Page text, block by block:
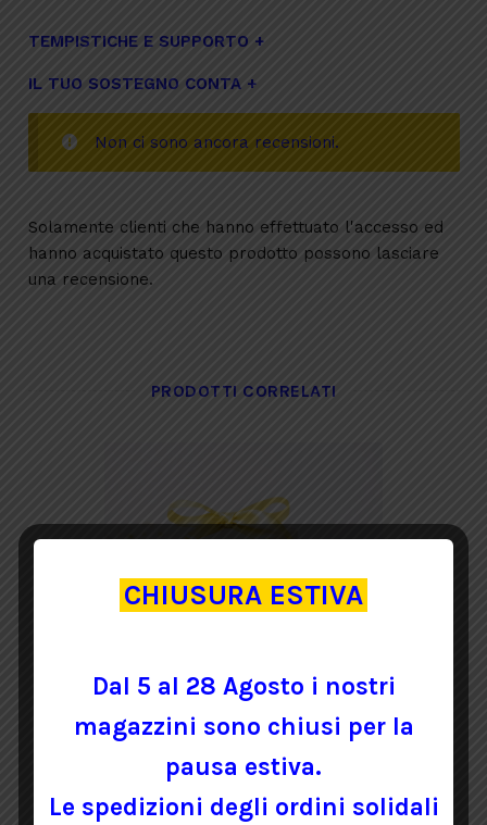
TEMPISTICHE E SUPPORTO
IL TUO SOSTEGNO CONTA
Non ci sono ancora recensioni.
Solamente clienti che hanno effettuato l'accesso ed
hanno acquistato questo prodotto possono lasciare
una recensione.
PRODOTTI CORRELATI
CUBO PORTACONFETTI GIALLO
CHIUSURA ESTIVA
Dal 5 al 28 Agosto i nostri
magazzini sono chiusi per la
pausa estiva.
Le spedizioni degli ordini solidali